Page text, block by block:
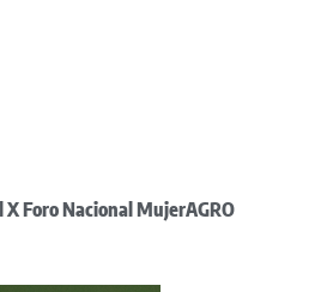
Foro Nacional MujerAGRO